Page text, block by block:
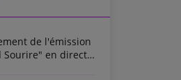
de l'émission
Sourire" en direct